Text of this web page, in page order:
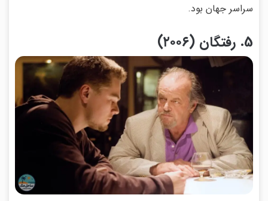
سراسر جهان بود.
5. رفتگان (۲۰۰۶)